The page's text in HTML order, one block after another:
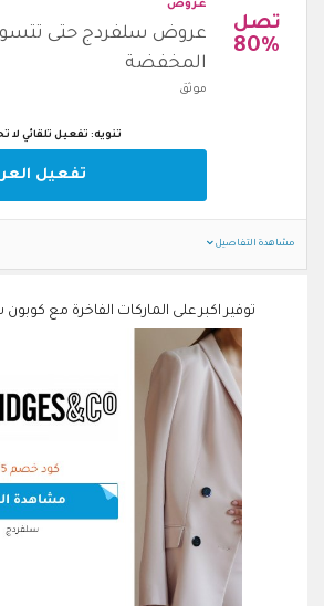
تصل
80%
عروض
عروض سلفردج حتى
المخفضة
موثق
تنويه: تفعيل تلقائي لا
تفعيل
مشاهدة التفاصيل
توفير اكبر على الماركات الفاخرة مع كوبون